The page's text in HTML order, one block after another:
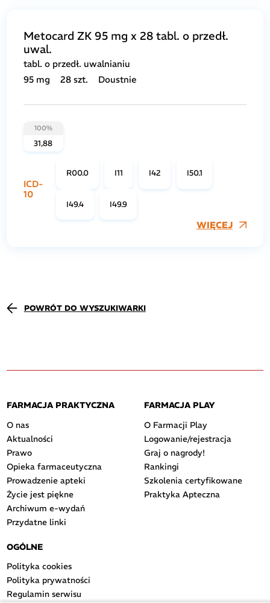
Metocard ZK 95 mg x 28 tabl. o przedł.
uwal.
tabl. o przedł. uwalnianiu
95 mg
28 szt. Doustnie
100%
31,88
ICD-
10
R00.0 I11 I42 I50.1
I49.4 I49.9
WIĘCEJ
POWRÓT DO WYSZUKIWARKI
FARMACJA PRAKTYCZNA
O nas
Aktualności
Prawo
Opieka farmaceutyczna
Prowadzenie apteki
Życie jest piękne
Archiwum e-wydań
Przydatne linki
FARMACJA PLAY
O Farmacji Play
Logowanie/rejestracja
Graj o nagrody!
Rankingi
Szkolenia certyfikowane
Praktyka Apteczna
OGÓLNE
Polityka cookies
Polityka prywatności
Regulamin serwisu